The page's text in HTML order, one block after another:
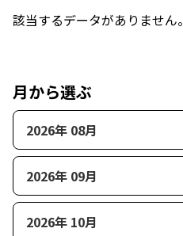
該当するデータがありません。
月から選ぶ
2026年 08月
2026年 09月
2026年 10月